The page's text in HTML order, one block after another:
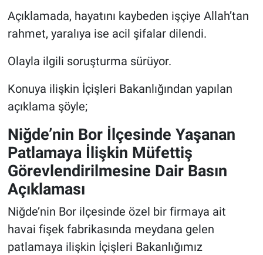
Açıklamada, hayatını kaybeden işçiye Allah’tan
rahmet, yaralıya ise acil şifalar dilendi.
Olayla ilgili soruşturma sürüyor.
Konuya ilişkin İçişleri Bakanlığından yapılan
açıklama şöyle;
Niğde’nin Bor İlçesinde Yaşanan
Patlamaya İlişkin Müfettiş
Görevlendirilmesine Dair Basın
Açıklaması
Niğde’nin Bor ilçesinde özel bir firmaya ait
havai fişek fabrikasında meydana gelen
patlamaya ilişkin İçişleri Bakanlığımız